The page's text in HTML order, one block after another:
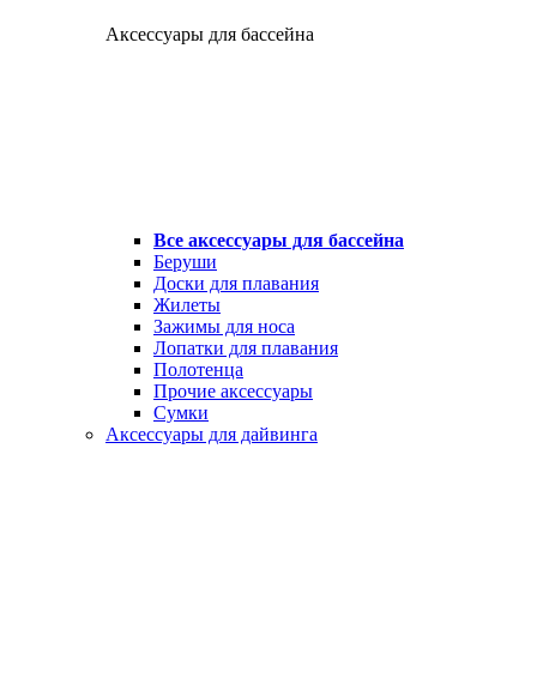
Аксессуары для бассейна
Все аксессуары для бассейна
Беруши
Доски для плавания
Жилеты
Зажимы для носа
Лопатки для плавания
Полотенца
Прочие аксессуары
Сумки
Аксессуары для дайвинга